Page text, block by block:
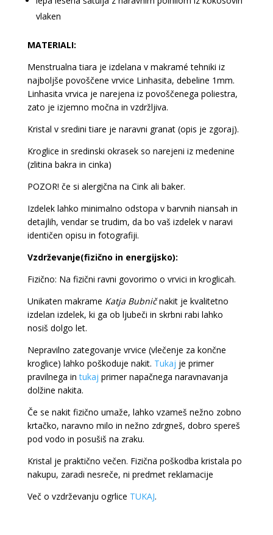
vlaken
MATERIALI:
Menstrualna tiara je izdelana v makramé tehniki iz
najboljše povoščene vrvice Linhasita, debeline 1mm.
Linhasita vrvica je narejena iz povoščenega poliestra,
zato je izjemno močna in vzdržljiva.
Kristal v sredini tiare je naravni granat (opis je zgoraj).
Kroglice in sredinski okrasek so narejeni iz medenine
(zlitina bakra in cinka)
POZOR! če si alergična na Cink ali baker.
Izdelek lahko minimalno odstopa v barvnih niansah in
detajlih, vendar se trudim, da bo vaš izdelek v naravi
identičen opisu in fotografiji.
Vzdrževanje(fizično in energijsko):
Fizično: Na fizični ravni govorimo o vrvici in kroglicah.
Unikaten makrame Katja Bubničnakit je kvalitetno
izdelan izdelek, ki ga ob ljubeči in skrbni rabi lahko
nosiš dolgo let.
Nepravilno zategovanje vrvice (vlečenje za končne
kroglice) lahko poškoduje nakit. Tukaj je primer
pravilnega intukaj primer napačnega naravnavanja
dolžine nakita.
Če se nakit fizično umaže, lahko vzameš nežno zobno
krtačko, naravno milo in nežno zdrgneš, dobro spereš
pod vodo in posušiš na zraku.
Kristal je praktično večen. Fizična poškodba kristala po
nakupu, zaradi nesreče, ni predmet reklamacije
Več o vzdrževanju ogrlice TUKAJ.